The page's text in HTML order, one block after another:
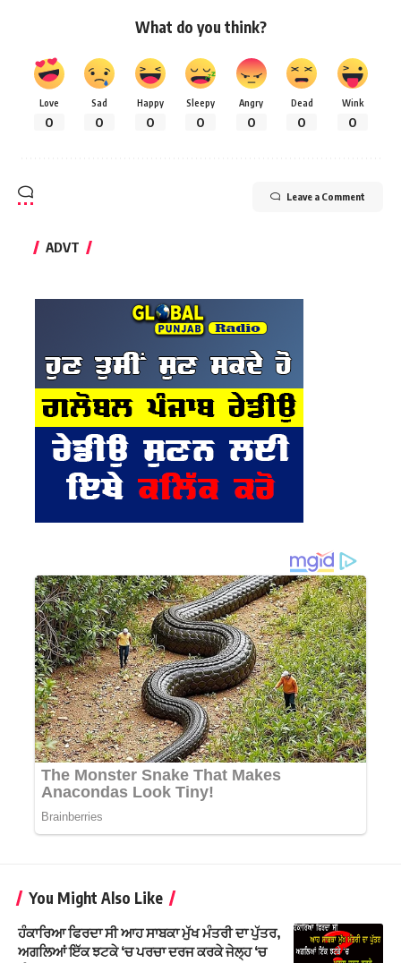
What do you think?
Love
0
Sad
0
Happy
0
Sleepy
0
Angry
0
Dead
0
Wink
0
Leave a Comment
ADVT
You Might Also Like
ਹੰਕਾਰਿਆ ਫਿਰਦਾ ਸੀ ਆਹ ਸਾਬਕਾ ਮੁੱਖ ਮੰਤਰੀ ਦਾ ਪੁੱਤਰ,
ਅਗਲਿਆਂ ਇੱਕ ਝਟਕੇ ‘ਚ ਪਰਚਾ ਦਰਜ ਕਰਕੇ ਜੇਲ੍ਹ ‘ਚ